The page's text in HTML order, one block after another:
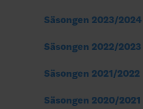
Säsongen 2023/2024
Säsongen 2022/2023
Säsongen 2021/2022
Säsongen 2020/2021